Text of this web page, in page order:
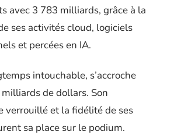
avec 3 783 milliards, grâce à la
ses activités cloud, logiciels
et percées en IA.
intouchable, s’accroche
de dollars. Son
verrouillé et la fidélité de ses
sa place sur le podium.